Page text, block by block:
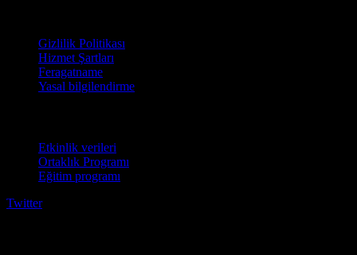
Gizlilik Politikası
Hizmet Şartları
Feragatname
Yasal bilgilendirme
Etkinlik verileri
Ortaklık Programı
Eğitim programı
Twitter